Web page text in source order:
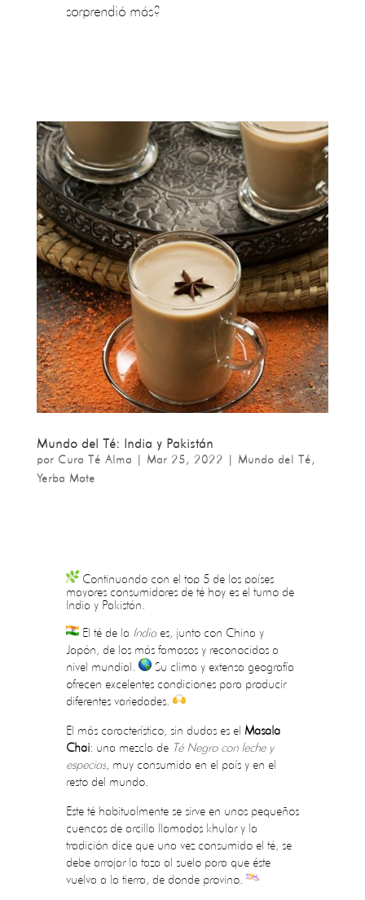
sorprendió más?
Mundo del Té: India y Pakistán
por Cura Té Alma | Mar 25, 2022 | Mundo del Té,
Yerba Mate
Continuando con el top 5 de los países
mayores consumidores de té hoy es el turno de
India y Pakistán.
El té de la Indiaes, junto con China y
Japón, de los más famosos y reconocidos a
nivel mundial.
Su clima y extensa geografía
ofrecen excelentes condiciones para producir
diferentes variedades.
El más característico, sin dudas es el Masala
Chai: una mezcla deTé Negro con leche y
especias, muy consumida en el país y en el
resto del mundo.
Este té habitualmente se sirve en unos pequeños
cuencos de arcilla llamados khular y la
tradición dice que una vez consumido el té, se
debe arrojar la taza al suelo para que éste
vuelva a la tierra, de donde provino.